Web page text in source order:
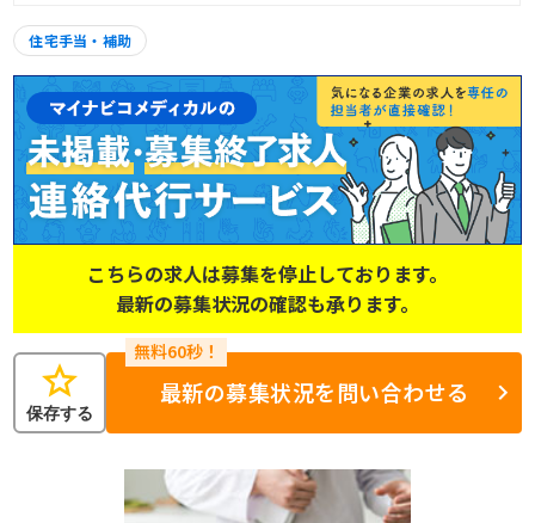
住宅手当・補助
こちらの求人は募集を停止しております。
最新の募集状況の確認も承ります。
star
保存する
最新の募集状況を問い合わせる